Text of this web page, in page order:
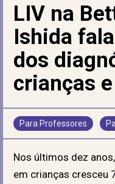
LIV na
Ishida
dos
crianças
Para Professores
Nos últimos dez
em crianças cresceu